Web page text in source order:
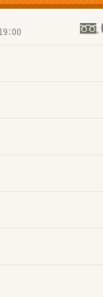
：00